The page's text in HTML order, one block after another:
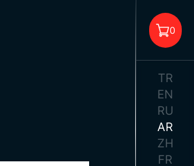
0
TR
EN
RU
AR
ZH
FR